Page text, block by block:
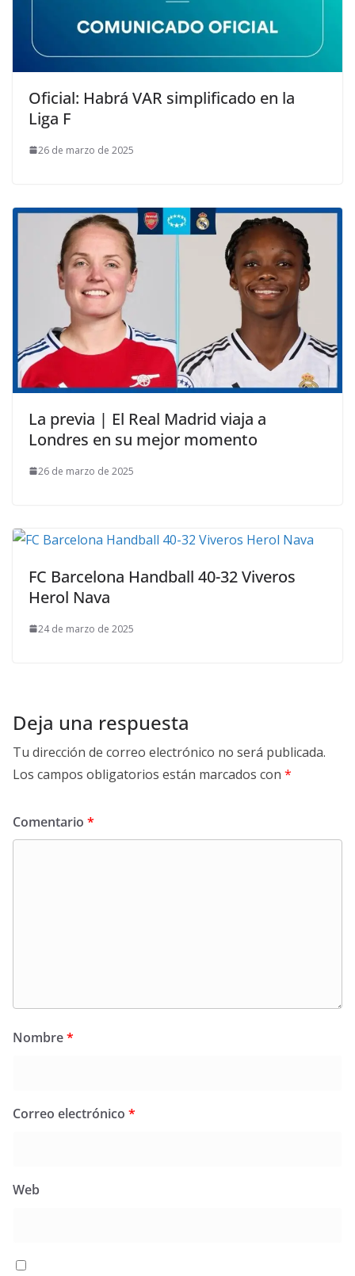
Oficial: Habrá VAR simplificado en la
Liga F
26 de marzo de 2025
La previa | El Real Madrid viaja a
Londres en su mejor momento
26 de marzo de 2025
FC Barcelona Handball 40-32 Viveros
Herol Nava
24 de marzo de 2025
Deja una respuesta
Tu dirección de correo electrónico no será publicada.
Los campos obligatorios están marcados con *
Comentario *
Nombre*
Correo electrónico *
Web